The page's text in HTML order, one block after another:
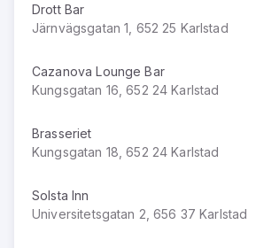
Drott Bar
Järnvägsgatan 1, 652 25 Karlstad
Cazanova Lounge Bar
Kungsgatan 16, 652 24 Karlstad
Brasseriet
Kungsgatan 18, 652 24 Karlstad
Solsta Inn
Universitetsgatan 2, 656 37 Karlstad